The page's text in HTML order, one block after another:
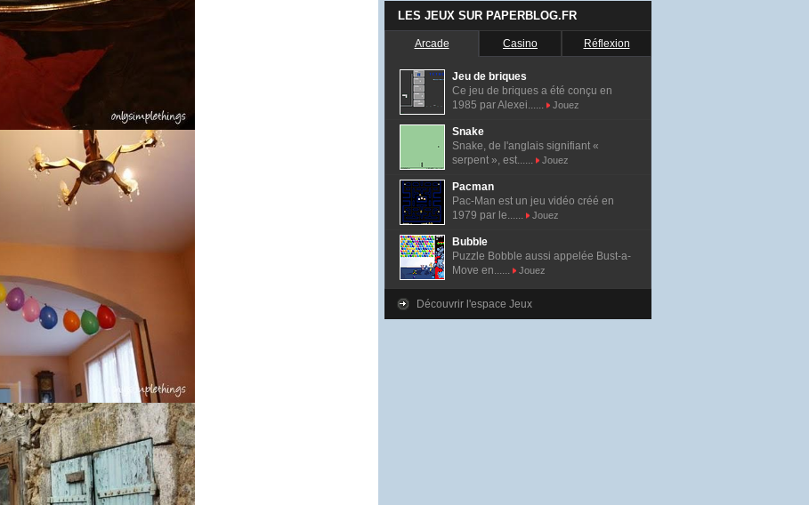
LES JEUX SUR PAPERBLOG.FR
Arcade Casino Réflexion
Jeu de briques
Ce jeu de briques a été conçu en
1985 par Alexei......
Jouez
Snake
Snake, de l'anglais signifiant «
serpent », est......
Jouez
Pacman
Pac-Man est un jeu vidéo créé en
1979 par le......
Jouez
Bubble
Puzzle Bobble aussi appelée Bust-a-
Move en......
Jouez
Découvrir l'espace Jeux